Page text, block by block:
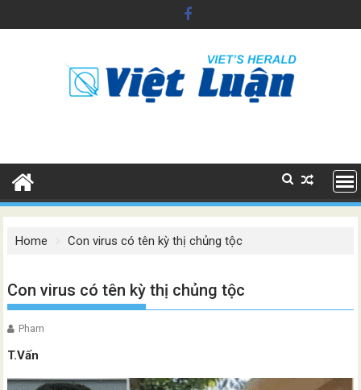
to
Home Con virus có tên kỳ thị chủng tộc
Con virus có tên kỳ thị chủng tộc
Pham
T.Vấn